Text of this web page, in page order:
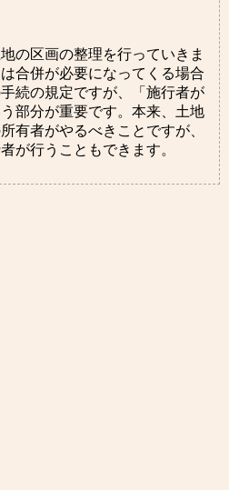
の区画の整理を行っていきま
合併が必要になってくる場合
続の規定ですが、「施行者が
部分が重要です。本来、土地
有者がやるべきことですが、
が行うこともできます。